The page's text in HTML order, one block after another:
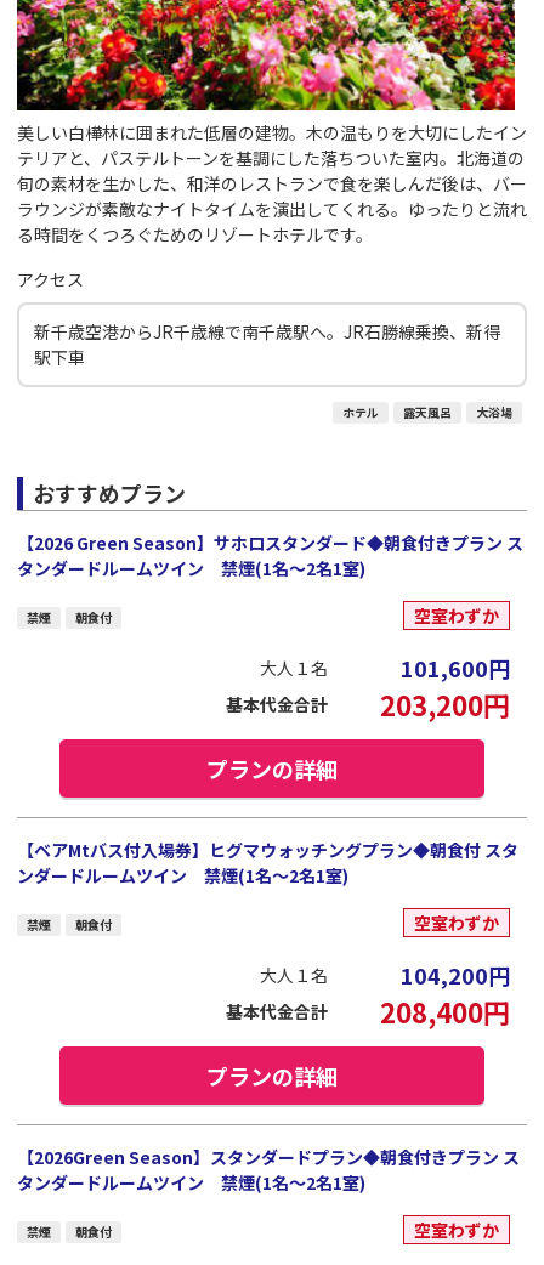
美しい白樺林に囲まれた低層の建物。木の温もりを大切にしたイン
テリアと、パステルトーンを基調にした落ちついた室内。北海道の
旬の素材を生かした、和洋のレストランで食を楽しんだ後は、バー
ラウンジが素敵なナイトタイムを演出してくれる。ゆったりと流れ
る時間をくつろぐためのリゾートホテルです。
アクセス
新千歳空港からJR千歳線で南千歳駅へ。JR石勝線乗換、新得
駅下車
ホテル 露天風呂 大浴場
おすすめプラン
【2026 Green Season】サホロスタンダード◆朝食付きプラン ス
タンダードルームツイン 禁煙(1名～2名1室)
禁煙 朝食付 空室わずか
大人１名 101,600円
基本代金合計 203,200円
プランの詳細
【ベアMtバス付入場券】ヒグマウォッチングプラン◆朝食付 スタ
ンダードルームツイン 禁煙(1名～2名1室)
禁煙 朝食付 空室わずか
大人１名 104,200円
基本代金合計 208,400円
プランの詳細
【2026Green Season】スタンダードプラン◆朝食付きプラン ス
タンダードルームツイン 禁煙(1名～2名1室)
禁煙 朝食付 空室わずか